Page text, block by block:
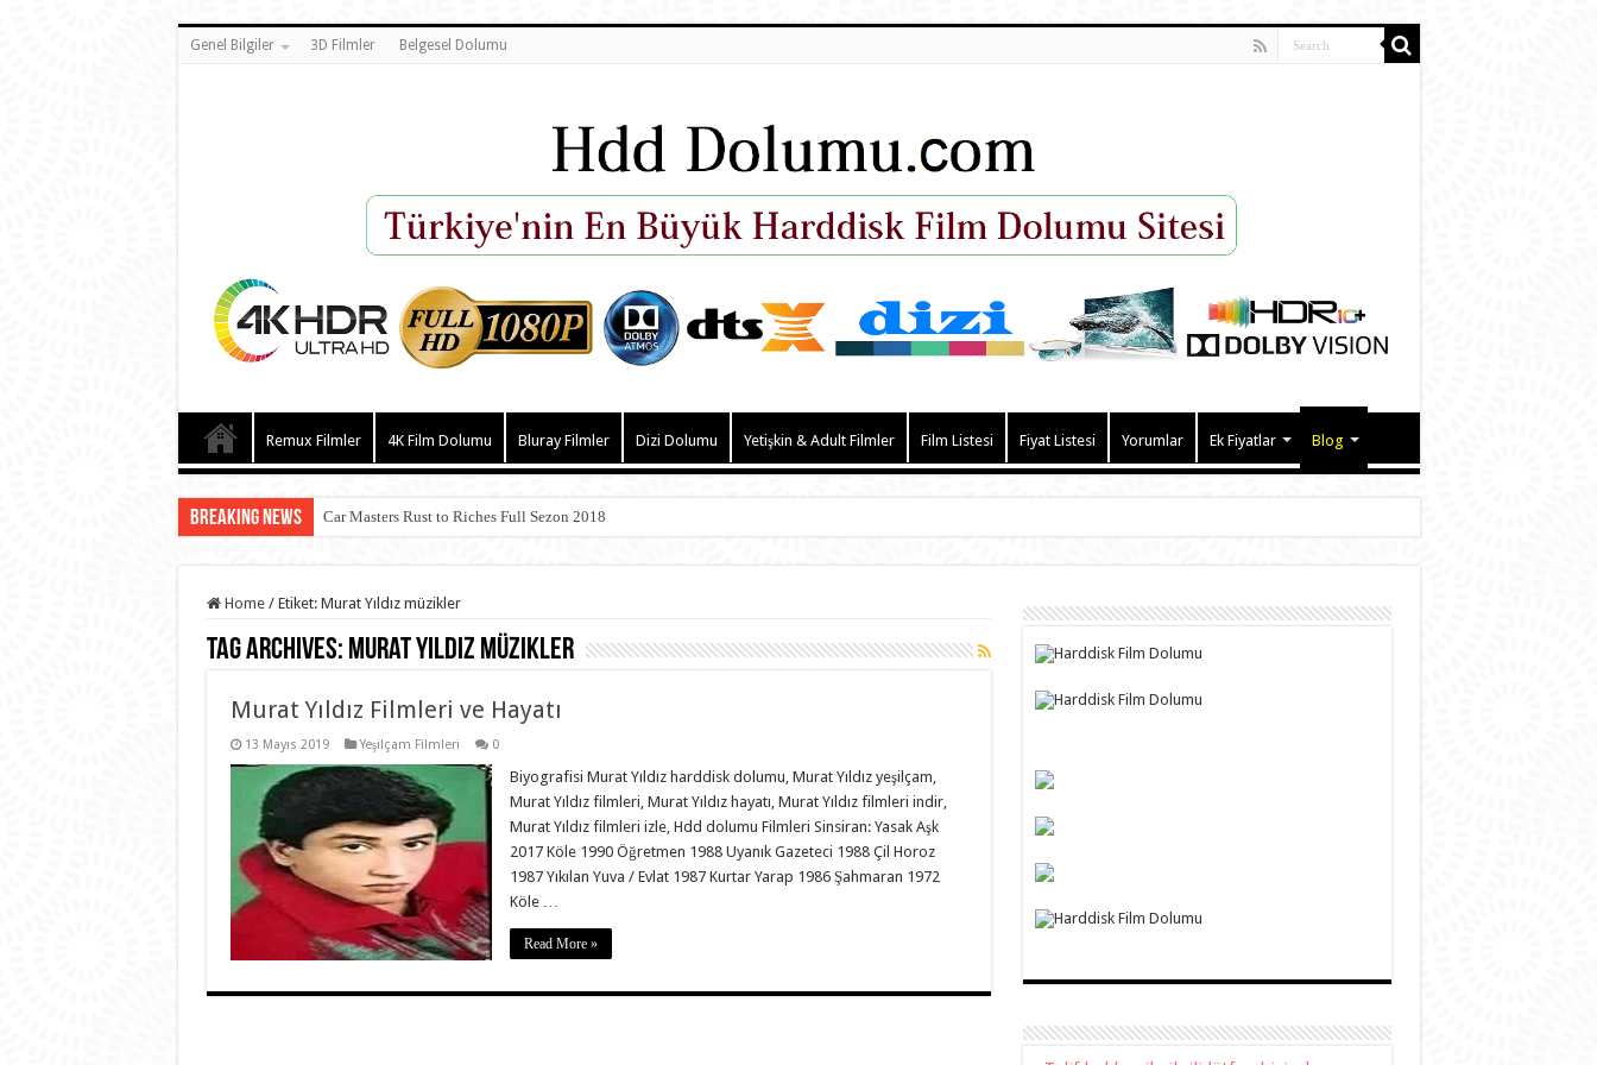
Genel Bilgiler 3D Filmler Belgesel Dolumu
Remux Filmler 4K Film Dolumu Bluray Filmler Dizi Dolumu Yetişkin & Adult Filmler Film Listesi Fiyat Listesi Yorumlar Ek Fiyatlar Blog
Breaking News Car Masters Rust to Riches Full Sezon 2018
Home / Etiket: Murat Yıldız müzikler
Tag Archives: Murat Yıldız müzikler
Murat Yıldız Filmleri ve Hayatı
13 Mayıs 2019 Yeşilçam Filmleri 0
Biyografisi Murat Yıldız harddisk dolumu, Murat Yıldız yeşilçam,
Murat Yıldız filmleri, Murat Yıldız hayatı, Murat Yıldız filmleri indir,
Murat Yıldız filmleri izle, Hdd dolumu Filmleri Sinsiran: Yasak Aşk
2017 Köle 1990 Öğretmen 1988 Uyanık Gazeteci 1988 Çil Horoz
1987 Yıkılan Yuva / Evlat 1987 Kurtar Yarap 1986 Şahmaran 1972
Köle …
Read More »